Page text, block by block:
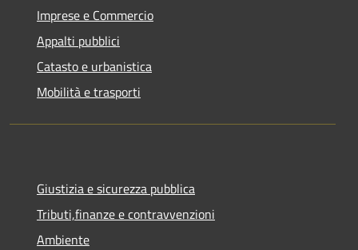
Imprese e Commercio
Appalti pubblici
Catasto e urbanistica
Mobilità e trasporti
Giustizia e sicurezza pubblica
Tributi,finanze e contravvenzioni
Ambiente